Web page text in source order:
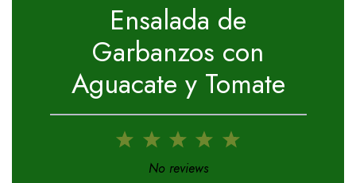
Ensalada de
Garbanzos con
Aguacate y Tomate
5
4
3
Stars
2
Stars
1
Star
No reviews